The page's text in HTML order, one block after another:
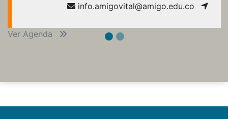
info.amigovital@amigo.edu.co
Ver Agenda